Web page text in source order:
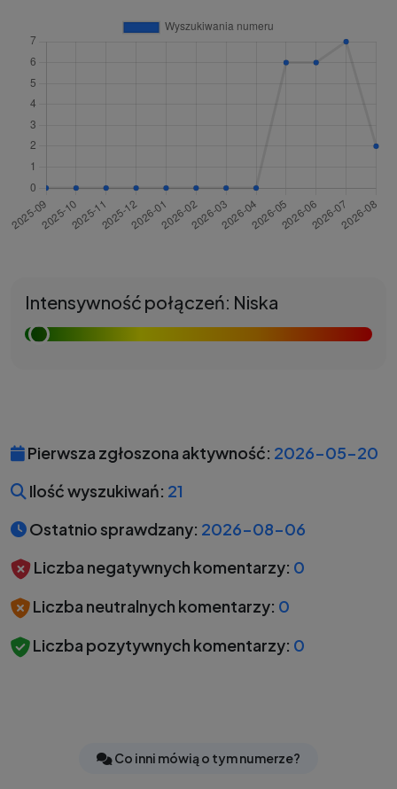
Intensywność połączeń: Niska
Pierwsza zgłoszona aktywność: 2026-05-20
Ilość wyszukiwań: 21
Ostatnio sprawdzany: 2026-08-06
Liczba negatywnych komentarzy: 0
Liczba neutralnych komentarzy: 0
Liczba pozytywnych komentarzy: 0
Co inni mówią o tym numerze?